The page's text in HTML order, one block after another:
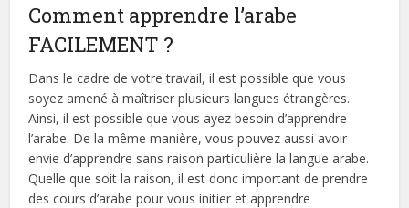
Comment apprendre l’arabe
FACILEMENT ?
Dans le cadre de votre travail, il est possible que vous
soyez amené à maîtriser plusieurs langues étrangères.
Ainsi, il est possible que vous ayez besoin d’apprendre
l’arabe. De la même manière, vous pouvez aussi avoir
envie d’apprendre sans raison particulière la langue arabe.
Quelle que soit la raison, il est donc important de prendre
des cours d’arabe pour vous initier et apprendre